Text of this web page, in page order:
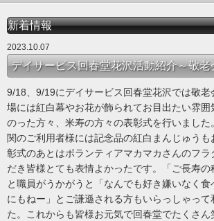
新着情報
2023.10.07
デイサービス回春堂花沢活動紹介～敬老
9/18、9/19にデイサービス回春堂花沢では敬老
場には紅白幕やお花が飾られてお目出たい雰囲
のった方々、米寿の方々の表彰式を行いまし
関のご利用者様には記念品の紅白まんじゅうも
彰式のあとはボランティアマカマカさんのフラ
だき皆様とても表情よかったです。「ご長寿の
と職員がうかがうと「なんでも好き嫌いなく
にもねー」とご謙遜される方もいらっしゃって
た。これからも皆様お元気で回春堂でたくさん